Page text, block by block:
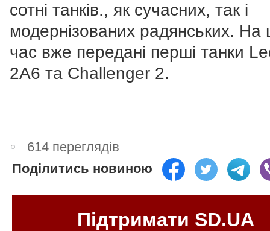
сотні танків., як сучасних, так і
модернізованих радянських. На
час вже передані перші танки
2A6 та Challenger 2.
614 переглядів
Поділитись новиною
Підтримати SD.UA